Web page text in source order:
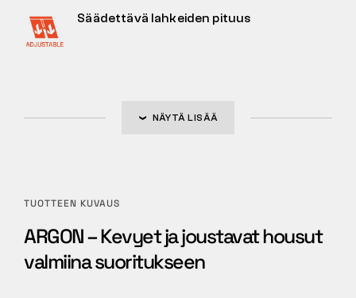
Säädettävä lahkeiden pituus
NÄYTÄ LISÄÄ
TUOTTEEN KUVAUS
ARGON – Kevyet ja joustavat housut
valmiina suoritukseen